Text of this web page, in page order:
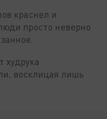
краснел и
просто неверно
худрука
восклицая лишь